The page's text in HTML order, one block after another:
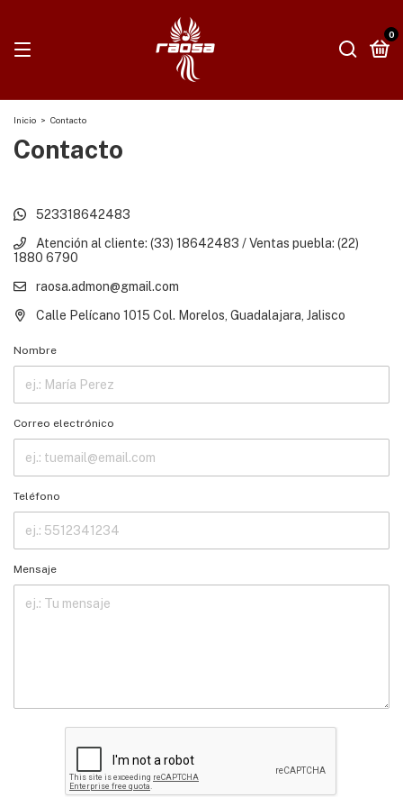
0
Inicio > Contacto
Contacto
523318642483
Atención al cliente: (33) 18642483 / Ventas puebla: (22)
1880 6790
raosa.admon@gmail.com
Calle Pelícano 1015 Col. Morelos, Guadalajara, Jalisco
Nombre
Correo electrónico
Teléfono
Mensaje